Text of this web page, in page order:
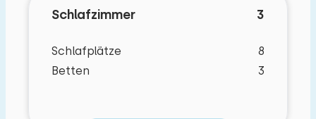
Schlafzimmer 3
Schlafplätze
8
Betten
3